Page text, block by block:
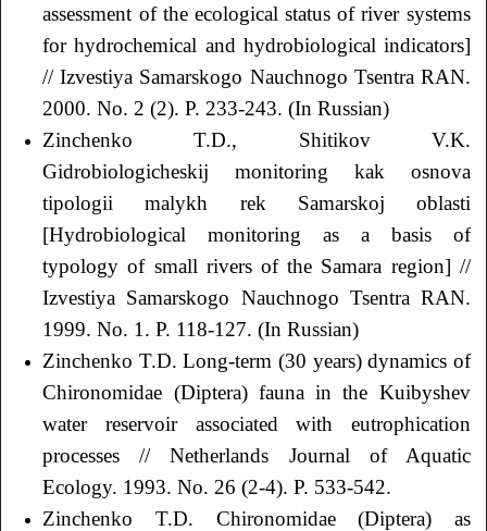
assessment of the ecological status of river systems
for hydrochemical and hydrobiological indicators]
// Izvestiya Samarskogo Nauchnogo Tsentra RАN.
2000. No. 2 (2). P. 233-243. (In Russian)
Zinchenko T.D., Shitikov V.K.
Gidrobiologicheskij monitoring kak osnova
tipologii malykh rek Samarskoj oblasti
[Hydrobiological monitoring as a basis of
typology of small rivers of the Samara region] //
Izvestiya Samarskogo Nauchnogo Tsentra RАN.
1999. No. 1. P. 118-127. (In Russian)
Zinchenko T.D. Long-term (30 years) dynamics of
Chironomidae (Diptera) fauna in the Kuibyshev
water reservoir associated with eutrophication
processes // Netherlands Journal of Aquatic
Ecology. 1993. No. 26 (2-4). P. 533-542.
Zinchenko T.D. Chironomidae (Diptera) as